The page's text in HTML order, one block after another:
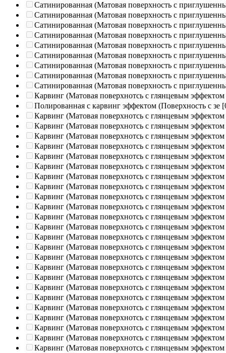
Сатинированная (Матовая поверхность с
Сатинированная (Матовая поверхность с
Сатинированная (Матовая поверхность с
Сатинированная (Матовая поверхность с
Сатинированная (Матовая поверхность с
Сатинированная (Матовая поверхность с
Сатинированная (Матовая поверхность с
Сатинированная (Матовая поверхность с
Сатинированная (Матовая поверхность с
Карвинг (Матовая поверхнотсь с глянцевым эффектом
Полированная c карвинг эффектом (Поверхность с зе
Карвинг (Матовая поверхнотсь с глянцевым эффектом
Карвинг (Матовая поверхнотсь с глянцевым эффектом
Карвинг (Матовая поверхнотсь с глянцевым эффектом
Карвинг (Матовая поверхнотсь с глянцевым эффектом
Карвинг (Матовая поверхнотсь с глянцевым эффектом
Карвинг (Матовая поверхнотсь с глянцевым эффектом
Карвинг (Матовая поверхнотсь с глянцевым эффектом
Карвинг (Матовая поверхнотсь с глянцевым эффектом
Карвинг (Матовая поверхнотсь с глянцевым эффектом
Карвинг (Матовая поверхнотсь с глянцевым эффектом
Карвинг (Матовая поверхнотсь с глянцевым эффектом
Карвинг (Матовая поверхнотсь с глянцевым эффектом
Карвинг (Матовая поверхнотсь с глянцевым эффектом
Карвинг (Матовая поверхнотсь с глянцевым эффектом
Карвинг (Матовая поверхнотсь с глянцевым эффектом
Карвинг (Матовая поверхнотсь с глянцевым эффектом
Карвинг (Матовая поверхнотсь с глянцевым эффектом
Карвинг (Матовая поверхнотсь с глянцевым эффектом
Карвинг (Матовая поверхнотсь с глянцевым эффектом
Карвинг (Матовая поверхнотсь с глянцевым эффектом
Карвинг (Матовая поверхнотсь с глянцевым эффектом
Карвинг (Матовая поверхнотсь с глянцевым эффектом
Карвинг (Матовая поверхнотсь с глянцевым эффектом
Карвинг (Матовая поверхнотсь с глянцевым эффектом